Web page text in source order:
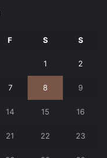
F S S
1 2
7 8 9
14 15 16
21 22 23